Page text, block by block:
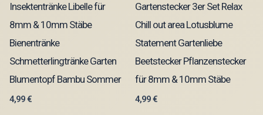
Insektentränke Libelle für
8mm & 10mm Stäbe
Bienentränke
Schmetterlingtränke Garten
Blumentopf Bambu Sommer
4,99€
Gartenstecker 3er Set Relax
Chill out area Lotusblume
Statement Gartenliebe
Beetstecker Pflanzenstecker
für 8mm & 10mm Stäbe
4,99€